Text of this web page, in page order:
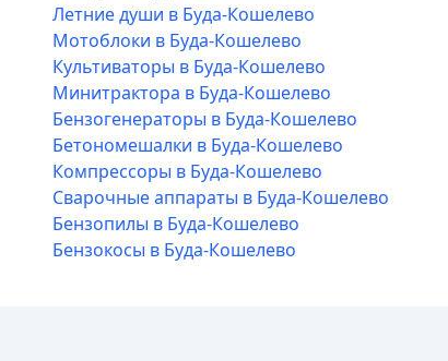
Летние души в Буда-Кошелево
Мотоблоки в Буда-Кошелево
Культиваторы в Буда-Кошелево
Минитрактора в Буда-Кошелево
Бензогенераторы в Буда-Кошелево
Бетономешалки в Буда-Кошелево
Компрессоры в Буда-Кошелево
Сварочные аппараты в Буда-Кошелево
Бензопилы в Буда-Кошелево
Бензокосы в Буда-Кошелево